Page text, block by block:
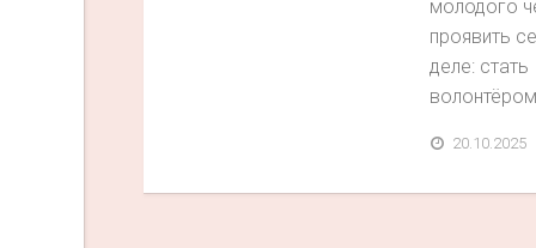
молодого
проявить
деле: стать
20.10.2025